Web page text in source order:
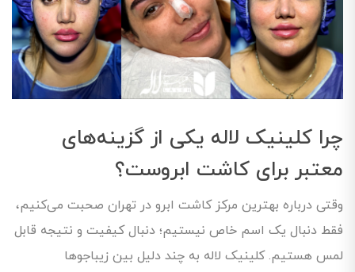
چرا کلینیک لاله یکی از گزینه‌های
معتبر برای کاشت ابروست؟
وقتی درباره بهترین مرکز کاشت ابرو در تهران صحبت می‌کنیم،
فقط دنبال یک اسم خاص نیستیم؛ دنبال کیفیت و نتیجه قابل
لمس هستیم. کلینیک لاله به چند دلیل بین زیباجوها